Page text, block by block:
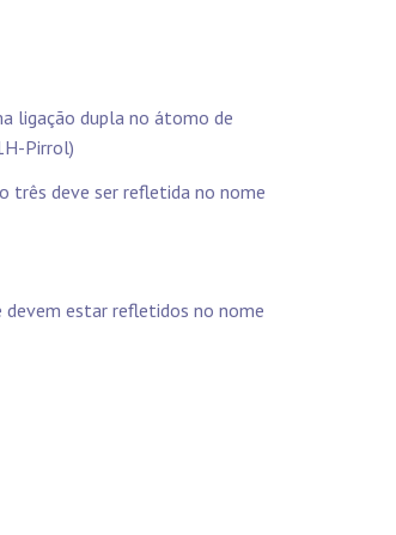
ligação dupla no átomo de
Pirrol)
três deve ser refletida no nome
estar refletidos no nome